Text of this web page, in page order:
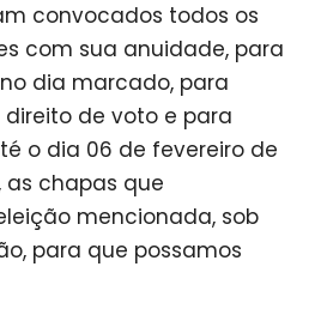
convocados todos os
com sua anuidade, para
dia marcado, para
direito de voto e para
o dia 06 de fevereiro de
as chapas que
mencionada, sob
para que possamos